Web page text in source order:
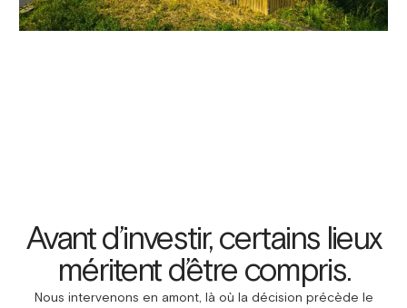
Avant d’investir, certains lieux
méritent d’être compris.
Nous intervenons en amont, là où la décision précède le